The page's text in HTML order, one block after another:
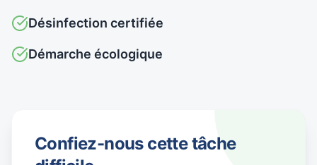
Désinfection certifiée
Démarche écologique
Confiez-nous cette tâche